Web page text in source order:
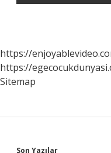
https://
https://
Sitemap
Son Yazılar